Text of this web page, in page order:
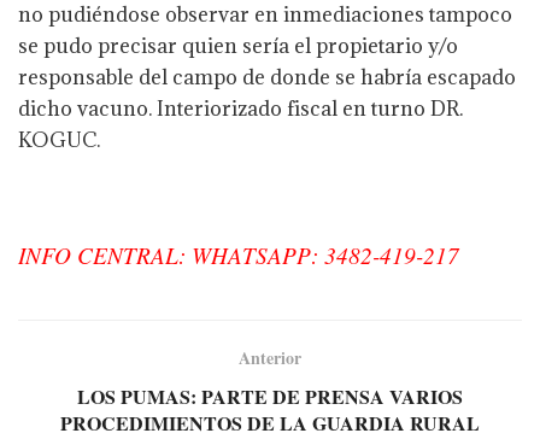
no pudiéndose observar en inmediaciones tampoco
se pudo precisar quien sería el propietario y/o
responsable del campo de donde se habría escapado
dicho vacuno. Interiorizado fiscal en turno DR.
KOGUC.
INFO CENTRAL: WHATSAPP: 3482-419-217
Anterior
LOS PUMAS: PARTE DE PRENSA VARIOS
PROCEDIMIENTOS DE LA GUARDIA RURAL